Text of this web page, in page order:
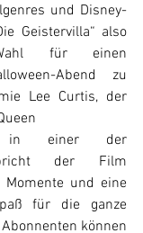
und Disney-
Geistervilla“ also
für einen
Abend zu
Lee Curtis, der
in einer der
der Film
und eine
für die ganze
können